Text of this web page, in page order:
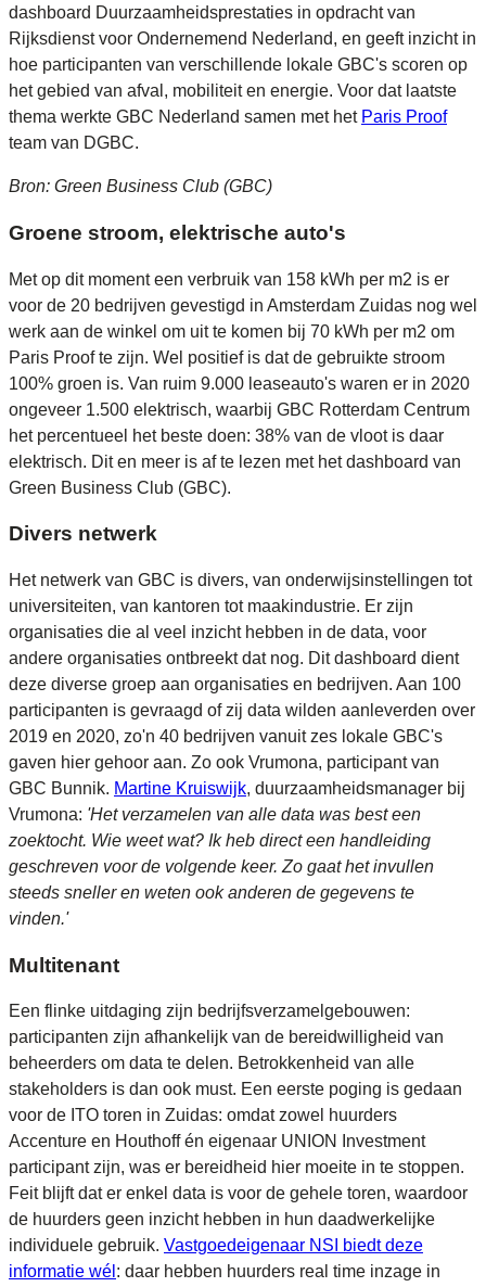
dashboard Duurzaamheidsprestaties in opdracht van
Rijksdienst voor Ondernemend Nederland, en geeft inzicht in
hoe participanten van verschillende lokale GBC's scoren op
het gebied van afval, mobiliteit en energie. Voor dat laatste
thema werkte GBC Nederland samen met het Paris Proof
team van DGBC.
Bron: Green Business Club (GBC)
Groene stroom, elektrische auto's
Met op dit moment een verbruik van 158 kWh per m2 is er
voor de 20 bedrijven gevestigd in Amsterdam Zuidas nog wel
werk aan de winkel om uit te komen bij 70 kWh per m2 om
Paris Proof te zijn. Wel positief is dat de gebruikte stroom
100% groen is. Van ruim 9.000 leaseauto's waren er in 2020
ongeveer 1.500 elektrisch, waarbij GBC Rotterdam Centrum
het percentueel het beste doen: 38% van de vloot is daar
elektrisch. Dit en meer is af te lezen met het dashboard van
Green Business Club (GBC).
Divers netwerk
Het netwerk van GBC is divers, van onderwijsinstellingen tot
universiteiten, van kantoren tot maakindustrie. Er zijn
organisaties die al veel inzicht hebben in de data, voor
andere organisaties ontbreekt dat nog. Dit dashboard dient
deze diverse groep aan organisaties en bedrijven. Aan 100
participanten is gevraagd of zij data wilden aanleverden over
2019 en 2020, zo'n 40 bedrijven vanuit zes lokale GBC's
gaven hier gehoor aan. Zo ook Vrumona, participant van
GBC Bunnik. Martine Kruiswijk, duurzaamheidsmanager bij
Vrumona: 'Het verzamelen van alle data was best een
zoektocht. Wie weet wat? Ik heb direct een handleiding
geschreven voor de volgende keer. Zo gaat het invullen
steeds sneller en weten ook anderen de gegevens te
vinden.'
Multitenant
Een flinke uitdaging zijn bedrijfsverzamelgebouwen:
participanten zijn afhankelijk van de bereidwilligheid van
beheerders om data te delen. Betrokkenheid van alle
stakeholders is dan ook must. Een eerste poging is gedaan
voor de ITO toren in Zuidas: omdat zowel huurders
Accenture en Houthoff én eigenaar UNION Investment
participant zijn, was er bereidheid hier moeite in te stoppen.
Feit blijft dat er enkel data is voor de gehele toren, waardoor
de huurders geen inzicht hebben in hun daadwerkelijke
individuele gebruik. Vastgoedeigenaar NSI biedt deze
informatie wél : daar hebben huurders real time inzage in